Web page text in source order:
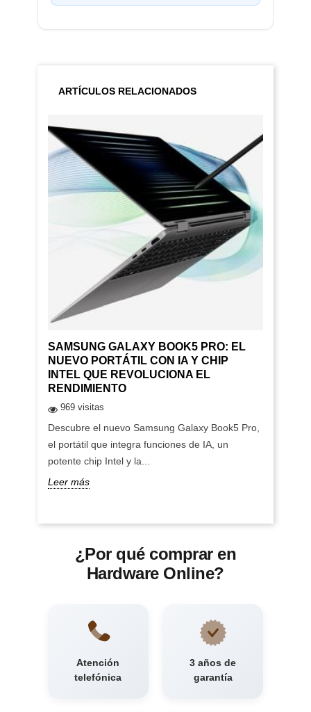
ARTÍCULOS RELACIONADOS
SAMSUNG GALAXY BOOK5 PRO: EL
NUEVO PORTÁTIL CON IA Y CHIP
INTEL QUE REVOLUCIONA EL
RENDIMIENTO
969 visitas
Descubre el nuevo Samsung Galaxy Book5 Pro,
el portátil que integra funciones de IA, un
potente chip Intel y la...
Leer más
¿Por qué comprar en
Hardware Online?
Atención
telefónica
3 años de
garantía